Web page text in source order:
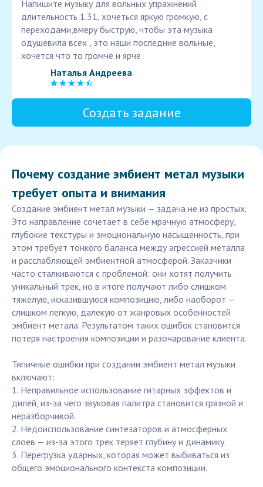
Напишите музыку для вольных упражнений
длительность 1.31, хочеться яркую громкую, с
переходами,вмеру быструю, чтобы эта музыка
одушевила всех , это наши последние вольные,
хочется что то громче и ярче
Наталья Андреева
Создать задание
Почему создание эмбиент метал музыки
требует опыта и внимания
Создание эмбиент метал музыки — задача не из простых.
Это направление сочетает в себе мрачную атмосферу,
глубокие текстуры и эмоциональную насыщенность, при
этом требует тонкого баланса между агрессией металла
и расслабляющей эмбиентной атмосферой. Заказчики
часто сталкиваются с проблемой: они хотят получить
уникальный трек, но в итоге получают либо слишком
тяжелую, исказившуюся композицию, либо наоборот —
слишком легкую, далекую от жанровых особенностей
эмбиент метала. Результатом таких ошибок становится
потеря настроения композиции и разочарование клиента.
Типичные ошибки при создании эмбиент метал музыки
включают:
1. Неправильное использование гитарных эффектов и
дилей, из-за чего звуковая палитра становится грязной и
неразборчивой.
2. Недоиспользование синтезаторов и атмосферных
слоев — из-за этого трек теряет глубину и динамику.
3. Перегрузка ударных, которая может выбиваться из
общего эмоционального контекста композиции.